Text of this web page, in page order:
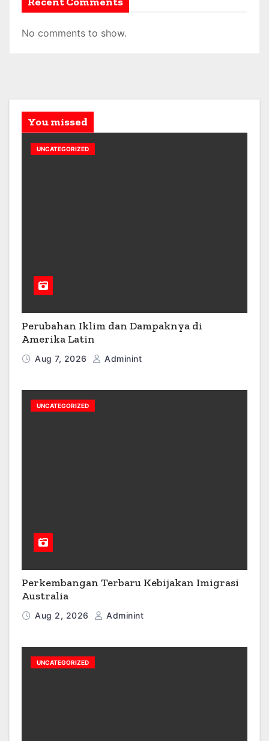
No comments to show.
You missed
UNCATEGORIZED
Perubahan Iklim dan Dampaknya di
Amerika Latin
Aug 7, 2026 Adminint
UNCATEGORIZED
Perkembangan Terbaru Kebijakan Imigrasi
Australia
Aug 2, 2026 Adminint
UNCATEGORIZED